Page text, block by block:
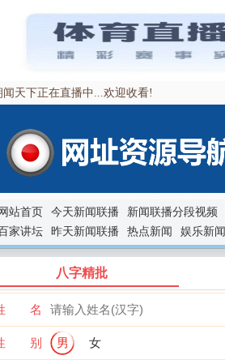
闻天下正在直播中...欢迎收看!
网站首页 今天新闻联播 新闻联播分段视频
家讲坛
昨天新闻联播 热点新闻 娱乐新闻
八字精批
名
别 男 女